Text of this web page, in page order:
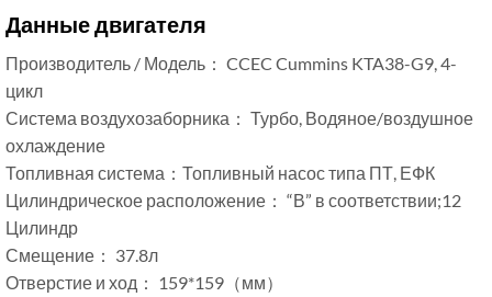
Данные двигателя
Производитель / Модель： CCEC Cummins KTA38-G9, 4-
цикл
Система воздухозаборника： Турбо, Водяное/воздушное
охлаждение
Топливная система：Топливный насос типа ПТ, ЕФК
Цилиндрическое расположение： “В” в соответствии;12
Цилиндр
Смещение： 37.8л
Отверстие и ход： 159*159（мм）